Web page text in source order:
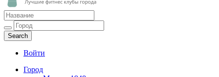
Фитнес инфо
Лучшие фитнес клубы города
Войти
Город